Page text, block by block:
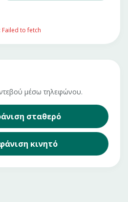
to fetch
μέσω τηλεφώνου.
σταθερό
κινητό